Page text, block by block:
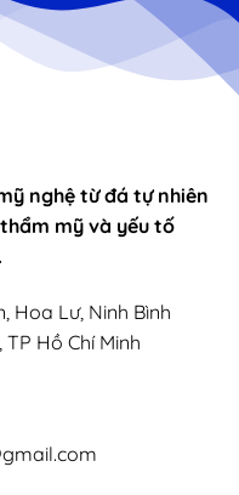
nghệ từ đá tự nhiên
mỹ và yếu tố
Hoa Lư, Ninh Bình
TP Hồ Chí Minh